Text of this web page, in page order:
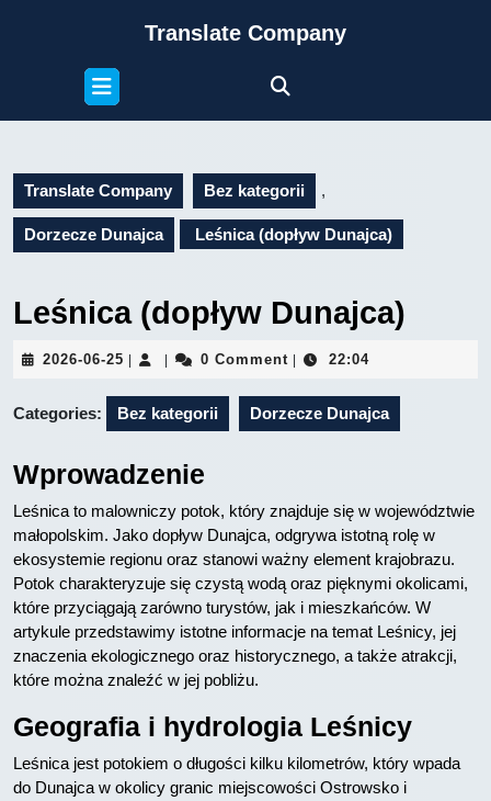
Translate Company
Open
Button
Translate Company Bez kategorii ,
Dorzecze Dunajca Leśnica (dopływ Dunajca)
Leśnica (dopływ Dunajca)
2026-06-25 2026-
25
0 Comment 22:04
Categories: Bez kategorii Dorzecze Dunajca
Wprowadzenie
Leśnica to malowniczy potok, który znajduje się w województwie
małopolskim. Jako dopływ Dunajca, odgrywa istotną rolę w
ekosystemie regionu oraz stanowi ważny element krajobrazu.
Potok charakteryzuje się czystą wodą oraz pięknymi okolicami,
które przyciągają zarówno turystów, jak i mieszkańców. W
artykule przedstawimy istotne informacje na temat Leśnicy, jej
znaczenia ekologicznego oraz historycznego, a także atrakcji,
które można znaleźć w jej pobliżu.
Geografia i hydrologia Leśnicy
Leśnica jest potokiem o długości kilku kilometrów, który wpada
do Dunajca w okolicy granic miejscowości Ostrowsko i